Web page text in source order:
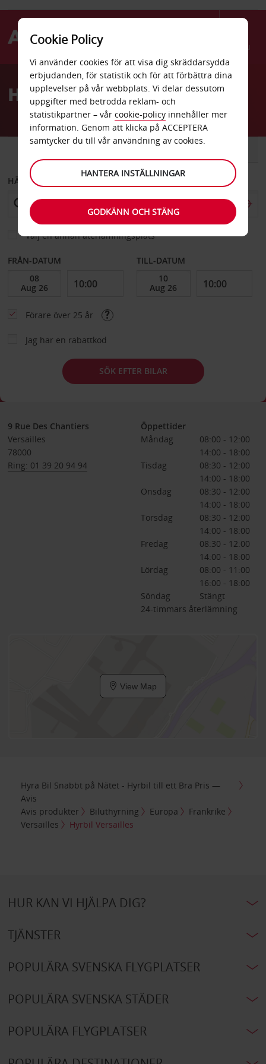
Menu
AvisHyrbil Versailles
BIL
HÄMTA FRÅN
Välj en annan återlämningsplats
FRÅN-DATUM TILL-DATUM
Förare över 25 år
Jag har en rabattkod
SÖK EFTER BILAR
9 Rue Des Chantiers
Versailles
78000
Ring: 01 39 20 94 94
Öppettider
Måndag
08:00 - 12:00
14:00 - 18:00
Tisdag
08:30 - 12:00
14:00 - 18:00
Onsdag
08:30 - 12:00
14:00 - 18:00
Torsdag
08:30 - 12:00
14:00 - 18:00
Fredag
08:30 - 12:00
14:00 - 18:00
Lördag
08:00 - 11:00
16:00 - 18:00
Söndag
Stängt
24-timmars återlämning
View Map
Hyra Bil Snabbt på Nätet - Hyrbil till ett Bra Pris —
Avis
Avis produkter
Biluthyrning Europa
Frankrike
Versailles
Hyrbil Versailles
HUR KAN VI HJÄLPA DIG?
TJÄNSTER
POPULÄRA SVENSKA FLYGPLATSER
POPULÄRA SVENSKA STÄDER
POPULÄRA FLYGPLATSER
Cookie Policy
Vi använder cookies för att visa dig skräddarsydda
erbjudanden, för statistik och för att förbättra dina
upplevelser på vår webbplats. Vi delar dessutom
uppgifter med betrodda reklam- och
statistikpartner – vår cookie-policy innehåller mer
information. Genom att klicka på ACCEPTERA
samtycker du till vår användning av cookies.
HANTERA INSTÄLLNINGAR
GODKÄNN OCH STÄNG